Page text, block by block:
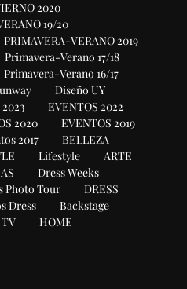
2020
19/20
PRIMAVERA-VERANO 2019
Primavera-Verano 17/18
Primavera-Verano 16/17
Diseño UY
EVENTOS 2022
2020
EVENTOS 2019
2017
BELLEZA
Lifestyle
ARTE
Dress Weeks
Photo Tour
DRESS
Dress
Backstage
HOME